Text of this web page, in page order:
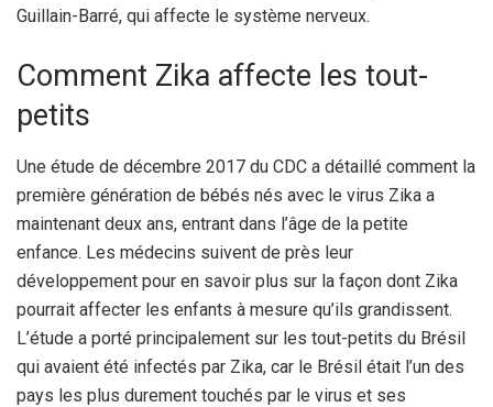
Guillain-Barré, qui affecte le système nerveux.
Comment Zika affecte les tout-
petits
Une étude de décembre 2017 du CDC a détaillé comment la
première génération de bébés nés avec le virus Zika a
maintenant deux ans, entrant dans l’âge de la petite
enfance. Les médecins suivent de près leur
développement pour en savoir plus sur la façon dont Zika
pourrait affecter les enfants à mesure qu’ils grandissent.
L’étude a porté principalement sur les tout-petits du Brésil
qui avaient été infectés par Zika, car le Brésil était l’un des
pays les plus durement touchés par le virus et ses